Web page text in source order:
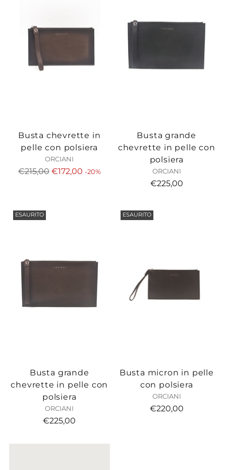
Busta chevrette in
pelle con polsiera
ORCIANI
Prezzo
€215,00 €172,00 -20%
Busta grande
chevrette in pelle con
polsiera
ORCIANI
€225,00
ESAURITO
Busta grande
chevrette in pelle con
polsiera
ORCIANI
€225,00
ESAURITO
Busta micron in pelle
con polsiera
ORCIANI
€220,00